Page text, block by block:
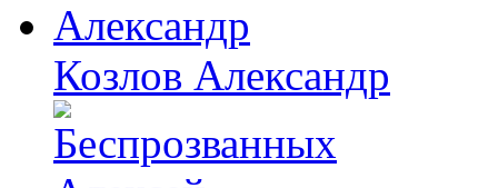
Козлов Александр